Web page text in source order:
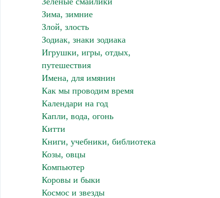
Зима, зимние
Злой, злость
Зодиак, знаки зодиака
Игрушки, игры, отдых,
путешествия
Имена, для имянин
Как мы проводим время
Календари на год
Капли, вода, огонь
Китти
Книги, учебники, библиотека
Козы, овцы
Компьютер
Коровы и быки
Космос и звезды